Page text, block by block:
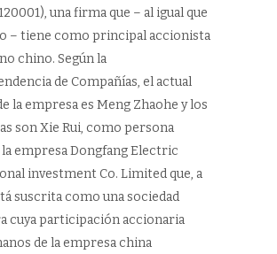
una firma que – al igual que
– tiene como principal accionista
chino. Según la
de Compañías, el actual
la empresa es Meng Zhaohe y los
son Xie Rui, como persona
empresa Dongfang Electric
investment Co. Limited que, a
suscrita como una sociedad
cuya participación accionaria
de la empresa china